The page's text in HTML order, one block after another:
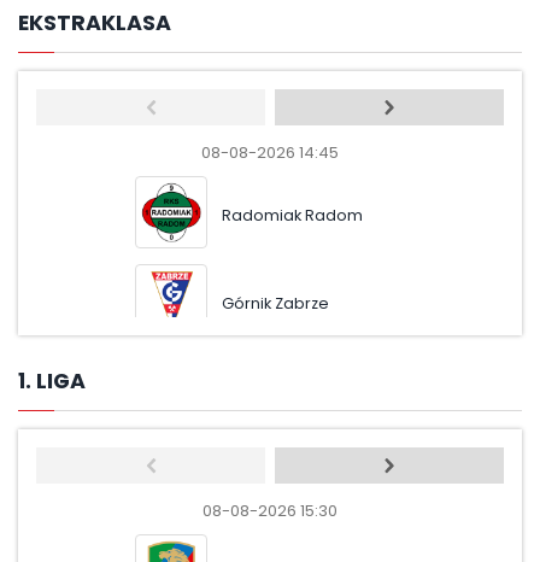
EKSTRAKLASA
08-08-2026 14:45
Radomiak Radom
Górnik Zabrze
1. LIGA
08-08-2026 15:30